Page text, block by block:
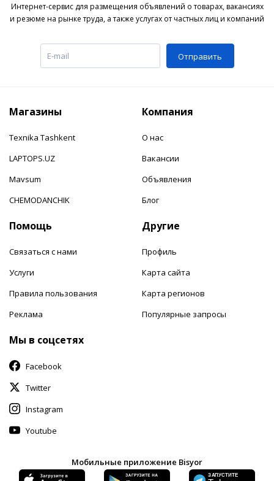
Интернет-сервис для размещения объявлений о товарах, вакансиях
и резюме на рынке труда, а также услугах от частных лиц и компаний
Отправить
Магазины
Texnika Tashkent
LAPTOPS.UZ
Mavsum
CHEMODANCHIK
Компания
О нас
Вакансии
Объявления
Блог
Помощь
Связаться с нами
Услуги
Правила пользования
Реклама
Другие
Профиль
Карта сайта
Карта регионов
Популярные запросы
Мы в соцсетях
Facebook
Twitter
Instagram
Youtube
Мобильные приложение Bisyor